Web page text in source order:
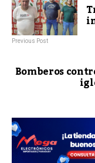
Previous Post
Bomberos